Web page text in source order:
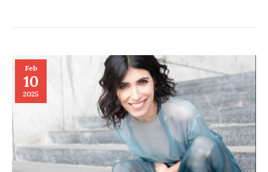
Feb
10
2025